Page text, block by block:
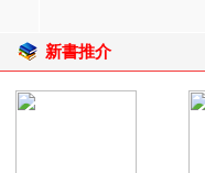
新書推介